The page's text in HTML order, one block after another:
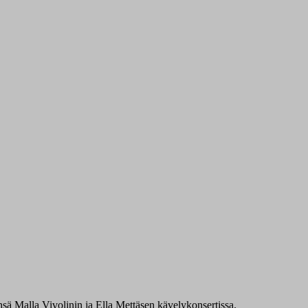
Malla Vivolinin ja Ella Mettäsen kävelykonsertissa.